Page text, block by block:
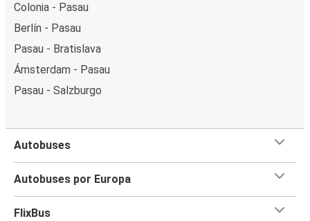
Colonia - Pasau
Berlín - Pasau
Pasau - Bratislava
Ámsterdam - Pasau
Pasau - Salzburgo
Autobuses
Autobuses por Europa
FlixBus